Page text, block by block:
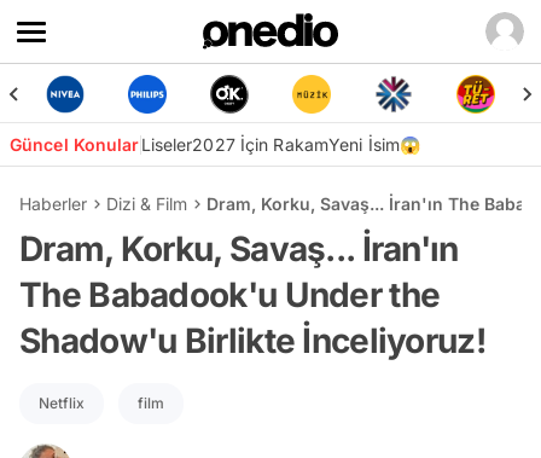
Güncel KonularLiseler2027 İçin RakamYeni İsim😱
Haberler Dizi & Film Dram, Korku, Savaş... İran'ın The
Dram, Korku, Savaş... İran'ın
The Babadook'u Under the
Shadow'u Birlikte İnceliyoruz!
Netflix film